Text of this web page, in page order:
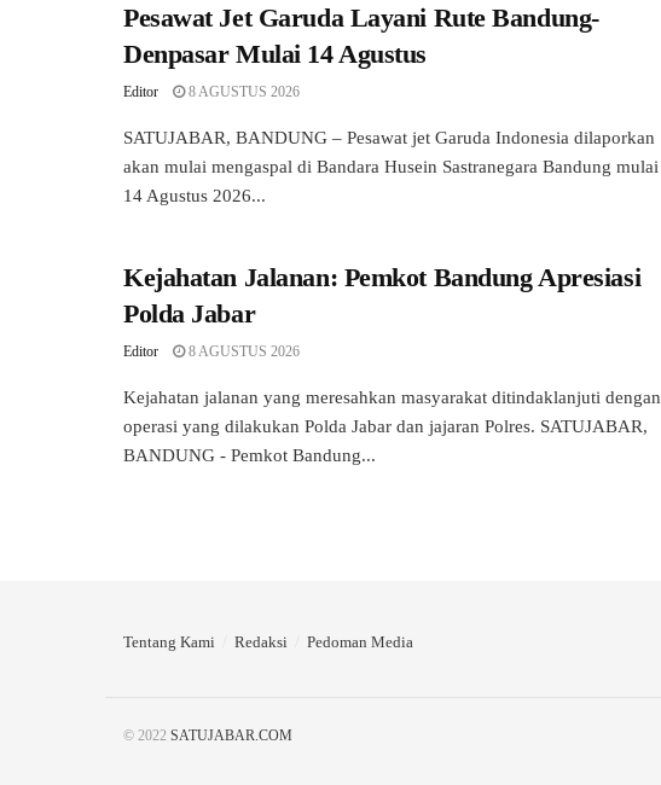
Pesawat Jet Garuda Layani Rute Bandung-
Denpasar Mulai 14 Agustus
Editor 8 AGUSTUS 2026
SATUJABAR, BANDUNG – Pesawat jet Garuda Indonesia dilaporkan
akan mulai mengaspal di Bandara Husein Sastranegara Bandung mulai
14 Agustus 2026...
Kejahatan Jalanan: Pemkot Bandung Apresiasi
Polda Jabar
Editor 8 AGUSTUS 2026
Kejahatan jalanan yang meresahkan masyarakat ditindaklanjuti dengan
operasi yang dilakukan Polda Jabar dan jajaran Polres. SATUJABAR,
BANDUNG - Pemkot Bandung...
Tentang Kami Redaksi Pedoman Media
© 2022 SATUJABAR.COM